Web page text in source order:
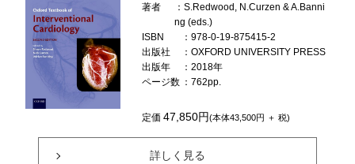
著者
：S.Redwood, N.Curzen & A.Banni
ng (eds.)
ISBN
：978-0-19-875415-2
出版社
：OXFORD UNIVERSITY PRESS
出版年
：2018年
ページ数 ：762pp.
定価47,850円(本体43,500円 ＋ 税)
詳しく見る